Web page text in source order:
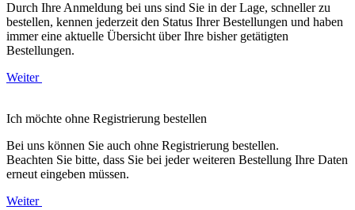
Durch Ihre Anmeldung bei uns sind Sie in der Lage, schneller zu
bestellen, kennen jederzeit den Status Ihrer Bestellungen und haben
immer eine aktuelle Übersicht über Ihre bisher getätigten
Bestellungen.
Weiter
Ich möchte ohne Registrierung bestellen
Bei uns können Sie auch ohne Registrierung bestellen.
Beachten Sie bitte, dass Sie bei jeder weiteren Bestellung Ihre Daten
erneut eingeben müssen.
Weiter